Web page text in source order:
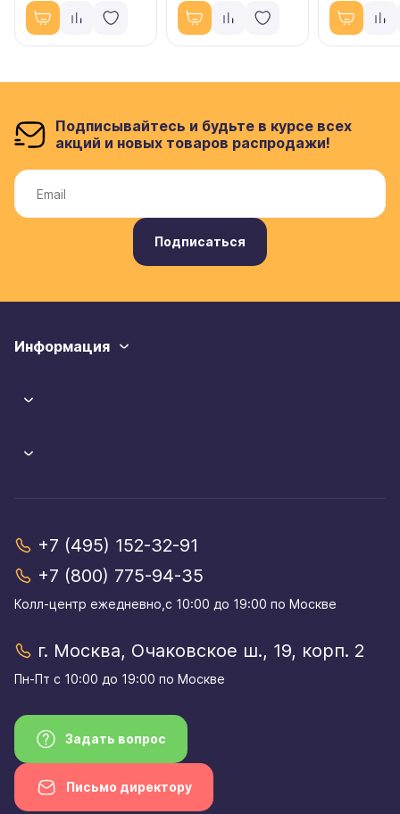
Подписывайтесь и будьте в курсе всех
акций и новых товаров распродажи!
Подписаться
Информация
+7 (495) 152-32-91
+7 (800) 775-94-35
Колл-центр eжедневно,с 10:00 до 19:00 по Москве
г. Москва, Очаковское ш., 19, корп. 2
Пн-Пт с 10:00 до 19:00 по Москве
Задать вопрос
Письмо директору